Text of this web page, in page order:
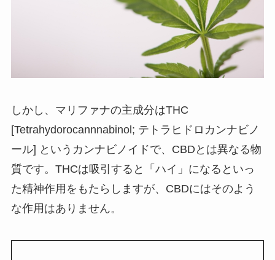
しかし、マリファナの主成分はTHC
[Tetrahydorocannnabinol; テトラヒドロカンナビノ
ール] というカンナビノイドで、CBDとは異なる物
質です。THCは吸引すると「ハイ」になるといっ
た精神作用をもたらしますが、CBDにはそのよう
な作用はありません。